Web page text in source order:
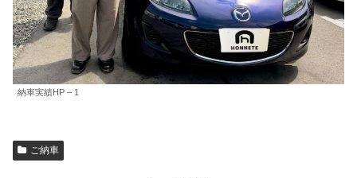
納車実績HP – 1
ご納車